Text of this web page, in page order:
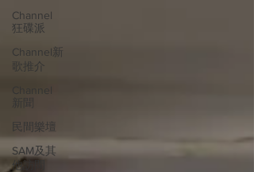
Channel
狂碟派
Channel新
歌推介
Channel
民間樂壇
SAM及其
他訪問